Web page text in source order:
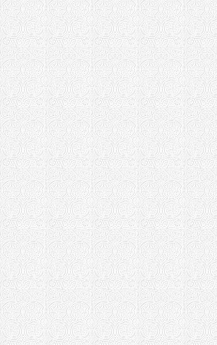
Храм
Отрадненская
Храм
Пермская
Храм
Песоченская
Приход в
и Глеба с.
Храм в
Глеба г.